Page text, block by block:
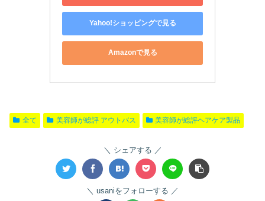
Yahoo!ショッピングで見る
Amazonで見る
全て 美容師が総評 アウトバス 美容師が総評ヘアケア製品
シェアする
usaniをフォローする